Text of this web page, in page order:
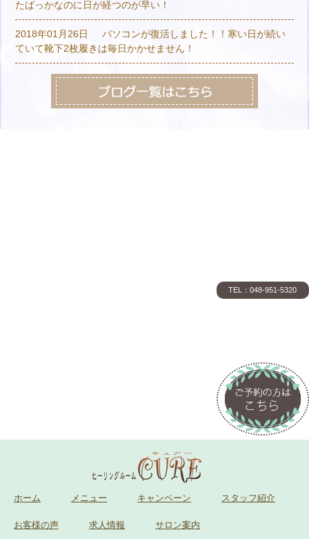
TEL：048-951-5320
たばっかなのに日が経つのが早い！
2018年01月26日
パソコンが復活しました！！寒い日が続い
ていて靴下2枚履きは毎日かかせません！
ホーム メニュー キャンペーン スタッフ紹介
お客様の声 求人情報 サロン案内